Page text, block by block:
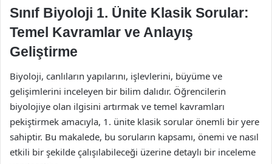
Sınıf Biyoloji 1. Ünite Klasik Sorular:
Temel Kavramlar ve Anlayış
Geliştirme
Biyoloji, canlıların yapılarını, işlevlerini, büyüme ve
gelişimlerini inceleyen bir bilim dalıdır. Öğrencilerin
biyolojiye olan ilgisini artırmak ve temel kavramları
pekiştirmek amacıyla, 1. ünite klasik sorular önemli bir yere
sahiptir. Bu makalede, bu soruların kapsamı, önemi ve nasıl
etkili bir şekilde çalışılabileceği üzerine detaylı bir inceleme